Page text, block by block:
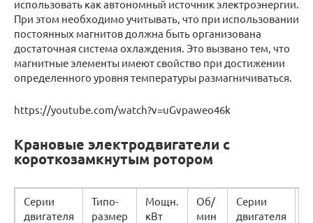
использовать как автономный источник электроэнергии.
При этом необходимо учитывать, что при использовании
постоянных магнитов должна быть организована
достаточная система охлаждения. Это вызвано тем, что
магнитные элементы имеют свойство при достижении
определенного уровня температуры размагничиваться.
https://youtube.com/watch?v=uGvpaweo46k
Крановые электродвигатели с
короткозамкнутым ротором
Серии
двигателя
Типо-
размер
Мощн.
кВт
Об/
мин
Серии
двигателя